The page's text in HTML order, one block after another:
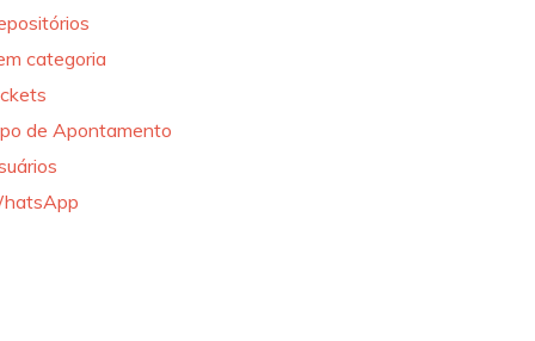
categoria
de Apontamento